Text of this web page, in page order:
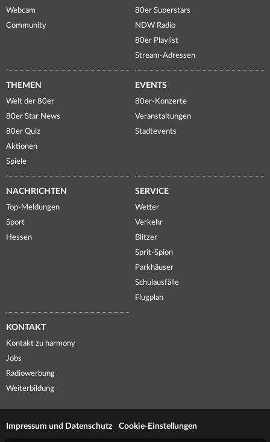
Webcam
Community
80er Superstars
NDW Radio
80er Playlist
Stream-Adressen
THEMEN
Welt der 80er
80er Star News
80er Quiz
Aktionen
Spiele
EVENTS
80er-Konzerte
Veranstaltungen
Stadtevents
NACHRICHTEN
Top-Meldungen
Sport
Hessen
SERVICE
Wetter
Verkehr
Blitzer
Sprit-Spion
Parkhäuser
Schulausfälle
Flugplan
KONTAKT
Kontakt zu harmony
Jobs
Radiowerbung
Weiterbildung
Impressum und Datenschutz Cookie-Einstellungen